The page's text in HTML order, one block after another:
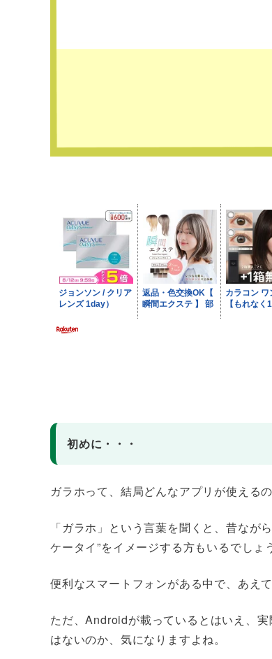
初めに・・・
ガラホって、結局どんなアプリが使える
「ガラホ」という言葉を聞くと、昔な
ケータイ”をイメージする方もいるでしょ
便利なスマートフォンがある中で、あえ
ただ、Androidが載っているとはいえ、
はないのか、気になりますよね。